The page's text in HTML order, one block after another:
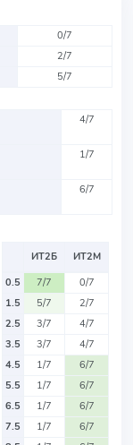
0/7
2/7
5/7
4/7
1/7
6/7
ИТ2Б
ИТ2М
0.5
7/7
0/7
1.5
5/7
2/7
2.5
3/7
4/7
3.5
3/7
4/7
4.5
1/7
6/7
5.5
1/7
6/7
6.5
1/7
6/7
7.5
1/7
6/7